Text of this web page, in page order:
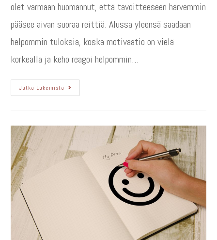
olet varmaan huomannut, että tavoitteeseen harvemmin
pääsee aivan suoraa reittiä. Alussa yleensä saadaan
helpommin tuloksia, koska motivaatio on vielä
korkealla ja keho reagoi helpommin…
Jatka Lukemista